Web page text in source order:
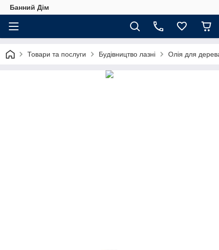
Банний Дім
Товари та послуги Будівництво лазні Олія для